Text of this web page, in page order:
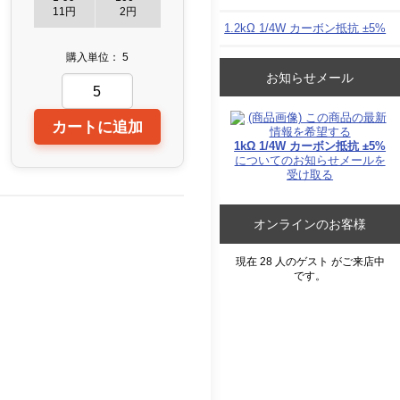
11円
2円
購入単位： 5
1.2kΩ 1/4W カーボン抵抗 ±5%
お知らせメール
1kΩ 1/4W カーボン抵抗 ±5%
についてのお知らせメールを
受け取る
オンラインのお客様
現在 28 人のゲスト がご来店中
です。